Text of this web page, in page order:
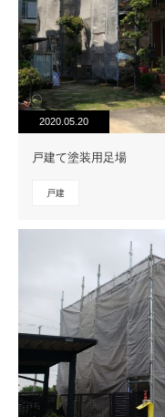
2020.05.20
戸建て塗装用足場
戸建